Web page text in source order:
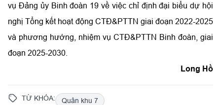
vụ Đảng ủy Binh đoàn 19 về việc chỉ định đại biểu dự hội
nghị Tổng kết hoạt động CTĐ&PTTN giai đoạn 2022-2025
và phương hướng, nhiệm vụ CTĐ&PTTN Binh đoàn, giai
đoạn 2025-2030.
Long Hồ
TỪ KHÓA:
Quân khu 7